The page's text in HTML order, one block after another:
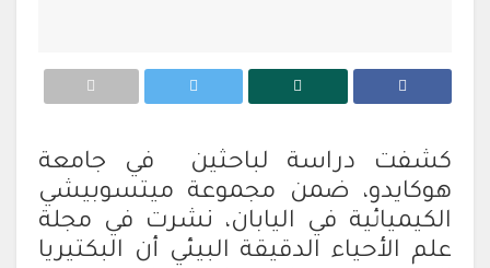
كشفت دراسة لباحثين في جامعة
هوكايدو، ضمن مجموعة ميتسوبيشي
الكيميائية في اليابان، نشرت في مجلة
علم الأحياء الدقيقة البيئي أن البكتيريا